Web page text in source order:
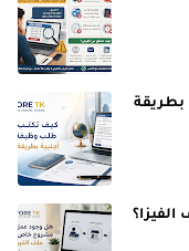
بطريقة